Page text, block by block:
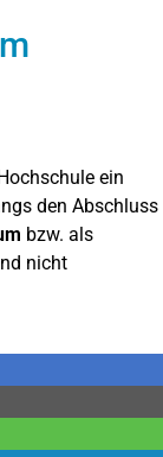
ein
den Abschluss
bzw. als
nicht